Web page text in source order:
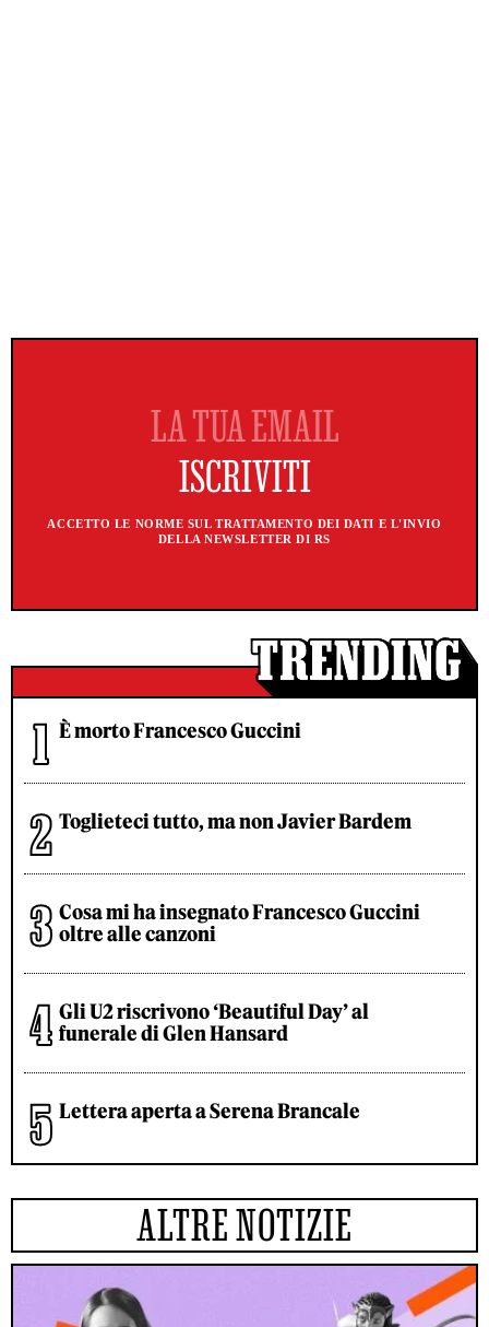
ACCETTO LE NORME SUL TRATTAMENTO DEI DATI E L'INVIO
DELLA NEWSLETTER DI RS
È morto Francesco Guccini
Toglieteci tutto, ma non Javier Bardem
Cosa mi ha insegnato Francesco Guccini
oltre alle canzoni
Gli U2 riscrivono ‘Beautiful Day’ al
funerale di Glen Hansard
Lettera aperta a Serena Brancale
ALTRE NOTIZIE